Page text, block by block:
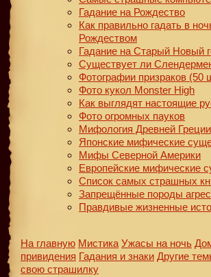
Гадание на Рождество
Как правильно гадать в
Рождеством
Гадание на Старый Новый
Существует ли
Фотографии призраков (50
Фото кукол Monster High
Как выглядят настоящие
Фото огромных пауков
Мифология Древней Греции
Японские мифические
Мифы Северной Америки
Европейские мифические
Список самых страшных
Запрещённые породы
Правдивые жизненные
На главную Мистика Ужасы на ночь
привидения Гадания и знаки Другие
свою страшилку